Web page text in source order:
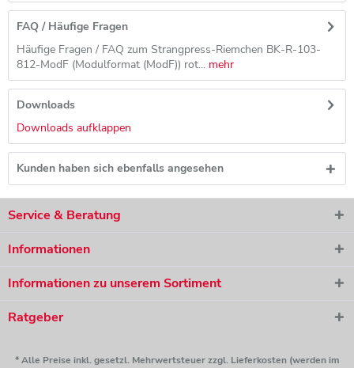
FAQ / Häufige Fragen
Häufige Fragen / FAQ zum Strangpress-Riemchen BK-R-103-
812-ModF (Modulformat (ModF)) rot... mehr
Downloads
Downloads aufklappen
Kunden haben sich ebenfalls angesehen
Service & Beratung
Informationen
Informationen zu unserem Sortiment
Ratgeber
* Alle Preise inkl. gesetzl. Mehrwertsteuer zzgl. Lieferkosten (werden im